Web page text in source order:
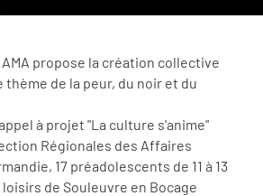
propose la création collective
thème de la peur, du noir et du
à projet "La culture s'anime"
Régionales des Affaires
17 préadolescents de 11 à 13
de Souleuvre en Bocage